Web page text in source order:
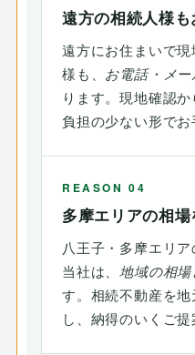
遠方の相続人様
遠方にお住まいで
様も、 お電話・メ
ります。現地確認
負担の少ない形でお
REASON 04
多摩エリアの相
八王子・多摩エリ
当社は、地域の相
す。相続不動産を
し、納得のいくご提